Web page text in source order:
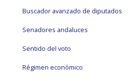
Buscador avanzado de diputados
Senadores andaluces
Sentido del voto
Régimen económico